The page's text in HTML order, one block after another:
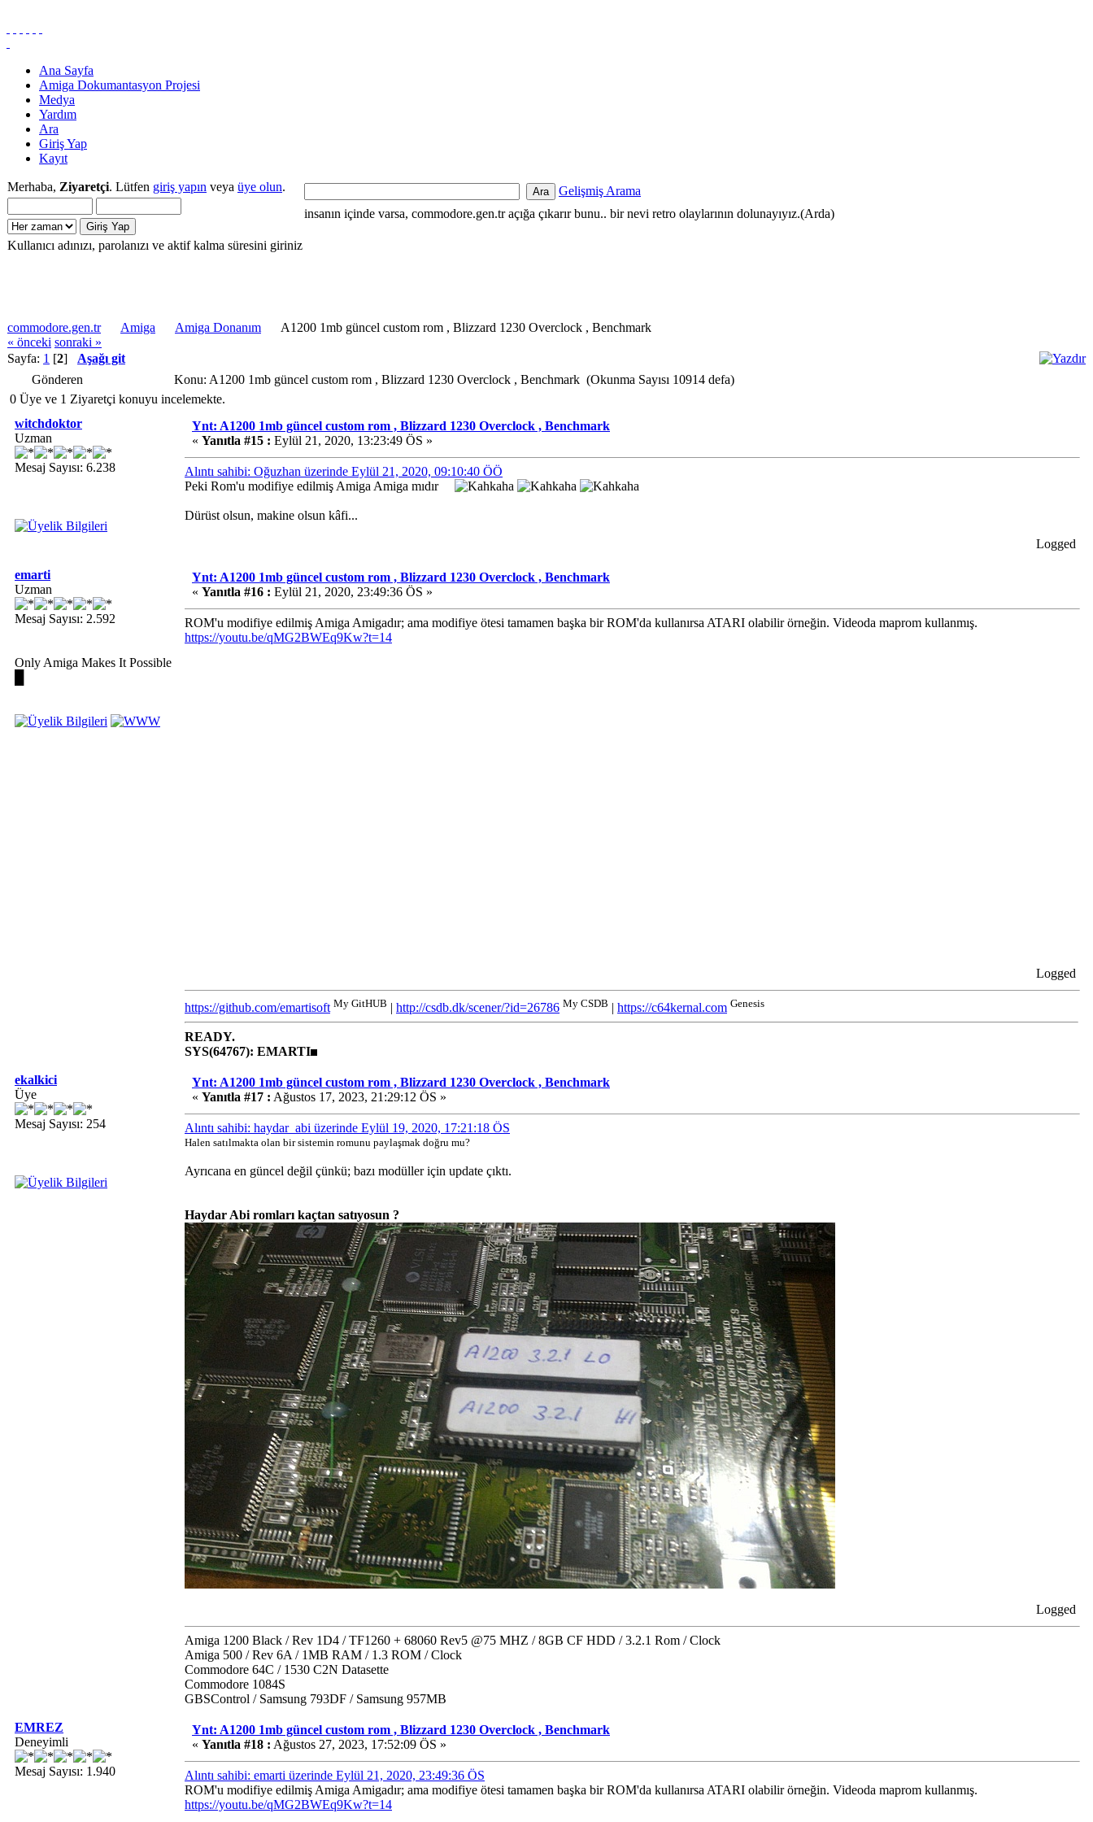
Ana Sayfa
Amiga Dokumantasyon Projesi
Medya
Yardım
Ara
Giriş Yap
Kayıt
Merhaba, Ziyaretçi. Lütfen giriş yapın veya üye olun.
Kullanıcı adınızı, parolanızı ve aktif kalma süresini giriniz
Gelişmiş Arama
insanın içinde varsa, commodore.gen.tr açığa çıkarır bunu.. bir nevi retro olaylarının dolunayıyız.(Arda)
commodore.gen.tr Amiga Amiga Donanım
A1200 1mb güncel custom rom , Blizzard 1230 Overclock , Benchmark
« önceki sonraki »
Sayfa: 1 [2] Aşağı git
Gönderen
Konu: A1200 1mb güncel custom rom , Blizzard 1230 Overclock , Benchmark (Okunma Sayısı 10914 defa)
0 Üye ve 1 Ziyaretçi konuyu incelemekte.
witchdoktor
Uzman
Mesaj Sayısı: 6.238
Ynt: A1200 1mb güncel custom rom , Blizzard 1230 Overclock , Benchmark
« Yanıtla #15 : Eylül 21, 2020, 13:23:49 ÖS »
Alıntı sahibi: Oğuzhan üzerinde Eylül 21, 2020, 09:10:40 ÖÖ
Peki Rom'u modifiye edilmiş Amiga Amiga mıdır
Dürüst olsun, makine olsun kâfi...
Logged
emarti
Uzman
Mesaj Sayısı: 2.592
Only Amiga Makes It Possible
Ynt: A1200 1mb güncel custom rom , Blizzard 1230 Overclock , Benchmark
« Yanıtla #16 : Eylül 21, 2020, 23:49:36 ÖS »
ROM'u modifiye edilmiş Amiga Amigadır; ama modifiye ötesi tamamen başka bir ROM'da kullanırsa ATARI olabilir örneğin. Videoda maprom kullanmış.
https://youtu.be/qMG2BWEq9Kw?t=14
Logged
https://github.com/emartisoft My GitHUB | http://csdb.dk/scener/?id=26786 My CSDB | https://c64kernal.com Genesis
READY.
SYS(64767): EMARTI
ekalkici
Üye
Mesaj Sayısı: 254
Ynt: A1200 1mb güncel custom rom , Blizzard 1230 Overclock , Benchmark
« Yanıtla #17 : Ağustos 17, 2023, 21:29:12 ÖS »
Alıntı sahibi: haydar_abi üzerinde Eylül 19, 2020, 17:21:18 ÖS
Halen satılmakta olan bir sistemin romunu paylaşmak doğru mu?
Ayrıcana en güncel değil çünkü; bazı modüller için update çıktı.
Haydar Abi romları kaçtan satıyosun ?
Logged
Amiga 1200 Black / Rev 1D4 / TF1260 + 68060 Rev5 @75 MHZ / 8GB CF HDD / 3.2.1 Rom / Clock
Amiga 500 / Rev 6A / 1MB RAM / 1.3 ROM / Clock
Commodore 64C / 1530 C2N Datasette
Commodore 1084S
GBSControl / Samsung 793DF / Samsung 957MB
EMREZ
Deneyimli
Mesaj Sayısı: 1.940
Ynt: A1200 1mb güncel custom rom , Blizzard 1230 Overclock , Benchmark
« Yanıtla #18 : Ağustos 27, 2023, 17:52:09 ÖS »
Alıntı sahibi: emarti üzerinde Eylül 21, 2020, 23:49:36 ÖS
ROM'u modifiye edilmiş Amiga Amigadır; ama modifiye ötesi tamamen başka bir ROM'da kullanırsa ATARI olabilir örneğin. Videoda maprom kullanmış.
https://youtu.be/qMG2BWEq9Kw?t=14